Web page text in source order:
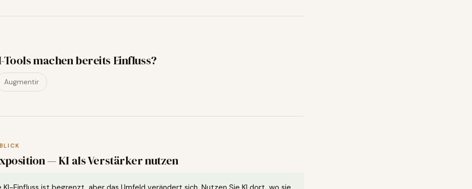
Tools machen bereits Einfluss?
Augmentir
— KI als Verstärker nutzen